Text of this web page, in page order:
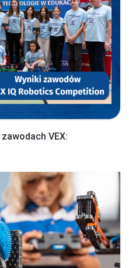
VEX: